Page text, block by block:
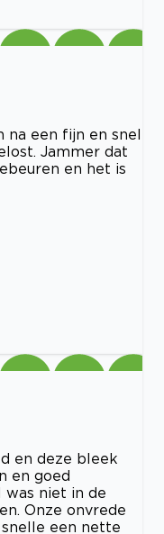
na een fijn en snel
Jammer dat
en het is
en deze bleek
en goed
niet in de
Onze onvrede
een nette